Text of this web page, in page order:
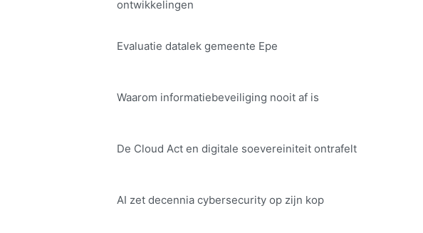
ontwikkelingen
Evaluatie datalek gemeente Epe
Waarom informatiebeveiliging nooit af is
De Cloud Act en digitale soe­ve­rei­ni­teit ontrafelt
AI zet decennia cybersecurity op zijn kop